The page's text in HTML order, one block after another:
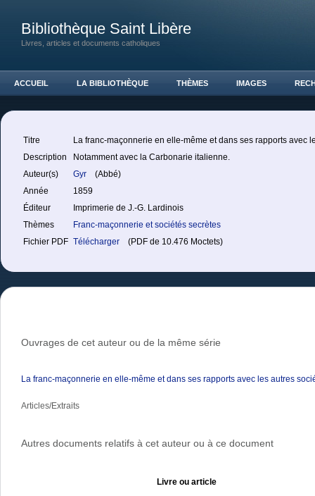
Bibliothèque Saint Libère
Livres, articles et documents catholiques
ACCUEIL LA BIBLIOTHÈQUE THÈMES IMAGES
Titre
La franc-maçonnerie en elle-même et dans ses rapports avec
Description
Notamment avec la Carbonarie italienne.
Auteur(s)
Gyr
(Abbé)
Année
1859
Éditeur
Imprimerie de J.-G. Lardinois
Thèmes
Franc-maçonnerie et sociétés secrètes
Fichier PDF Télécharger (PDF de 10.476 Moctets)
Ouvrages de cet auteur ou de la même série
La franc-maçonnerie en elle-même et dans ses rapports avec les autres
Articles/Extraits
Autres documents relatifs à cet auteur ou à ce document
Livre ou article